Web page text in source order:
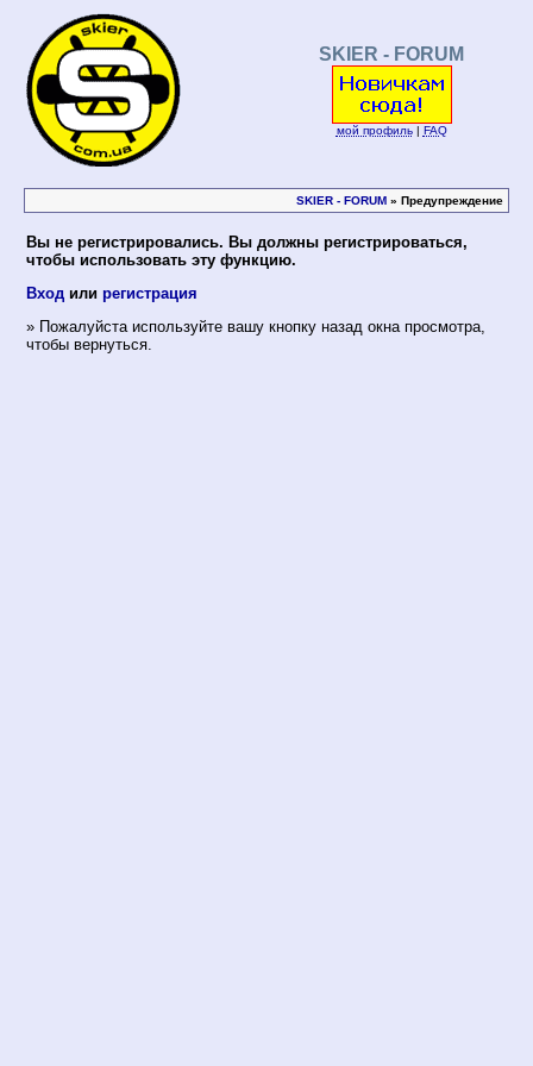
SKIER - FORUM
мой профиль| FAQ
SKIER - FORUM » Предупреждение
Вы не регистрировались. Вы должны регистрироваться,
чтобы использовать эту функцию.
Вход или регистрация
» Пожалуйста используйте вашу кнопку назад окна просмотра,
чтобы вернуться.